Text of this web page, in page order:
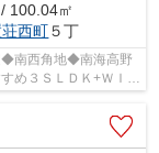
100.04㎡
荘西町５丁
◆南西角地◆南海高野
め３ＳＬＤＫ+ＷＩＣ